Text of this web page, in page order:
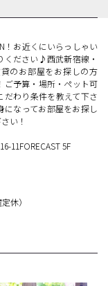
！お近くにいらっしゃい
ください♪西武新宿線・
のお部屋をお探しの方
ご予算・場所・ペット可
だわり条件を教えて下さ
になってお部屋をお探し
い！
11FORECAST 5F
休）